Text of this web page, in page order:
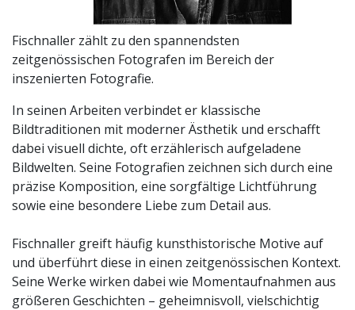
Fischnaller zählt zu den spannendsten
zeitgenössischen Fotografen im Bereich der
inszenierten Fotografie.
In seinen Arbeiten verbindet er klassische
Bildtraditionen mit moderner Ästhetik und erschafft
dabei visuell dichte, oft erzählerisch aufgeladene
Bildwelten. Seine Fotografien zeichnen sich durch eine
präzise Komposition, eine sorgfältige Lichtführung
sowie eine besondere Liebe zum Detail aus.
Fischnaller greift häufig kunsthistorische Motive auf
und überführt diese in einen zeitgenössischen Kontext.
Seine Werke wirken dabei wie Momentaufnahmen aus
größeren Geschichten – geheimnisvoll, vielschichtig